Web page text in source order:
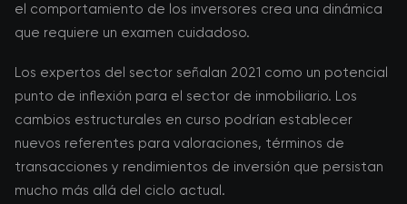
el comportamiento de los inversores crea una dinámica
que requiere un examen cuidadoso.
Los expertos del sector señalan 2021 como un potencial
punto de inflexión para el sector de inmobiliario. Los
cambios estructurales en curso podrían establecer
nuevos referentes para valoraciones, términos de
transacciones y rendimientos de inversión que persistan
mucho más allá del ciclo actual.